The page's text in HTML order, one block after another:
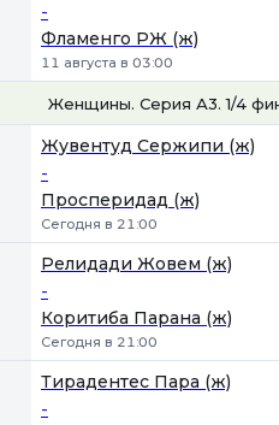
-
Фламенго РЖ (ж)
11 августа в 03:00
Женщины. Серия А3. 1/4
Жувентуд Сержипи (ж)
-
Просперидад (ж)
Сегодня в 21:00
Релидади Жовем (ж)
-
Коритиба Парана (ж)
Сегодня в 21:00
Тирадентес Пара (ж)
-